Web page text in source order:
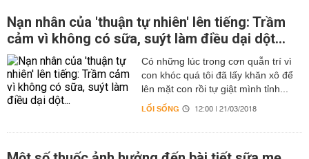
Nạn nhân của 'thuận tự nhiên' lên tiếng: Trầm
cảm vì không có sữa, suýt làm điều dại dột...
Có những lúc trong cơn quẫn trí vì
con khóc quá tôi đã lấy khăn xô để
lên mặt con rồi tự giật mình tỉnh...
LỐI SỐNG 12:00 | 21/03/2018